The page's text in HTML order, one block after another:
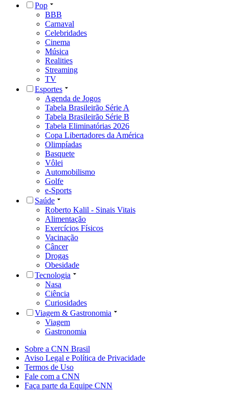
Pop
BBB
Carnaval
Celebridades
Cinema
Música
Realities
Streaming
TV
Esportes
Agenda de Jogos
Tabela Brasileirão Série A
Tabela Brasileirão Série B
Tabela Eliminatórias 2026
Copa Libertadores da América
Olimpíadas
Basquete
Vôlei
Automobilismo
Golfe
e-Sports
Saúde
Roberto Kalil - Sinais Vitais
Alimentação
Exercícios Físicos
Vacinação
Câncer
Drogas
Obesidade
Tecnologia
Nasa
Ciência
Curiosidades
Viagem & Gastronomia
Viagem
Gastronomia
Sobre a CNN Brasil
Aviso Legal e Política de Privacidade
Termos de Uso
Fale com a CNN
Faça parte da Equipe CNN